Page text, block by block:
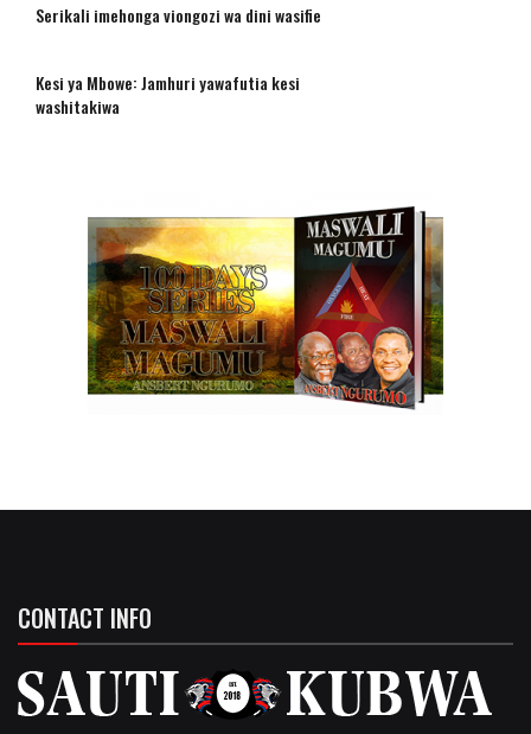
Serikali imehonga viongozi wa dini wasifie
Kesi ya Mbowe: Jamhuri yawafutia kesi
washitakiwa
CONTACT INFO